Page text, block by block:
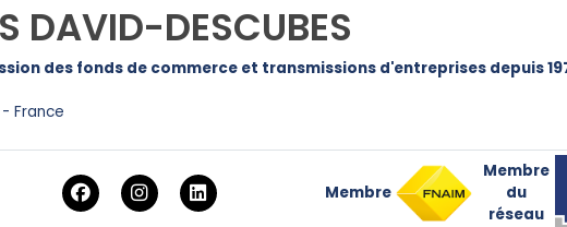
DAVID-DESCUBES
des fonds de commerce et transmissions d'entreprises depuis
- France
Membre
Membre
du
réseau